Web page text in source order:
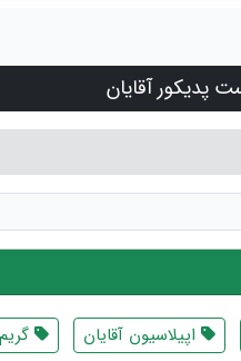
پدیکور آقایان
اپیلاسیون آقایان